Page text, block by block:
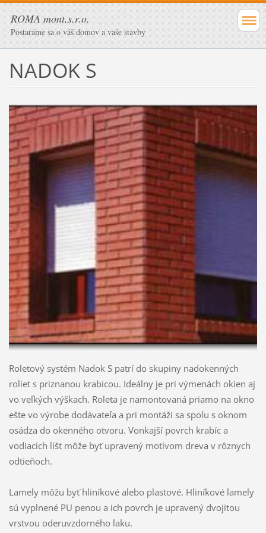
ROMA mont,s.r.o.
Postaráme sa o váš domov a vaše stavby
NADOK S
Roletový systém Nadok S patrí do skupiny nadokenných
roliet s priznanou krabicou. Ideálny je pri výmenách okien aj
vo veľkých výškach. Roleta je namontovaná priamo na okno
ešte vo výrobe dodávateľa a pri montáži sa spolu s oknom
osádza do okenného otvoru. Vonkajší povrch krabíc a
vodiacích líšt môže byť upravený motívom dreva v rôznych
odtieňoch.
Lamely môžu byť hliníkové alebo plastové. Hliníkové lamely
sú vyplnené PU penou a ich povrch je upravený dvojitou
vrstvou oderuvzdorného laku.